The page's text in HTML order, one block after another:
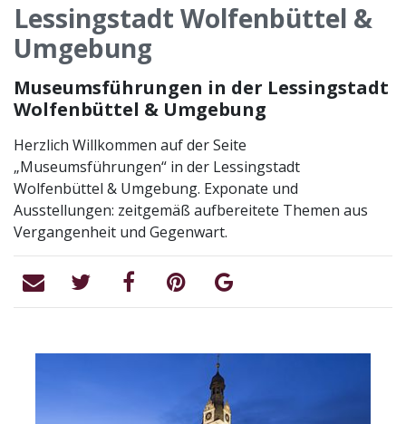
Lessingstadt Wolfenbüttel &
Umgebung
Museumsführungen in der Lessingstadt
Wolfenbüttel & Umgebung
Herzlich Willkommen auf der Seite
„Museumsführungen“ in der Lessingstadt
Wolfenbüttel & Umgebung. Exponate und
Ausstellungen: zeitgemäß aufbereitete Themen aus
Vergangenheit und Gegenwart.